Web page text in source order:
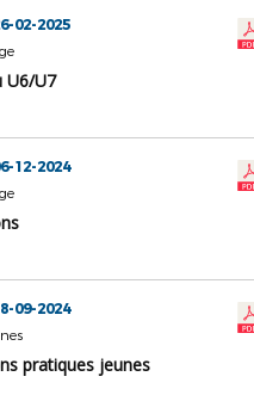
02-2025
U6/U7
12-2024
09-2024
pratiques jeunes